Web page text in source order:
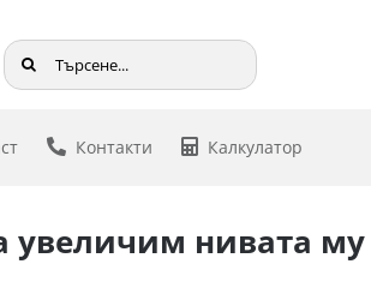
Търсене
...
Контакти Калкулатор
увеличим нивата му